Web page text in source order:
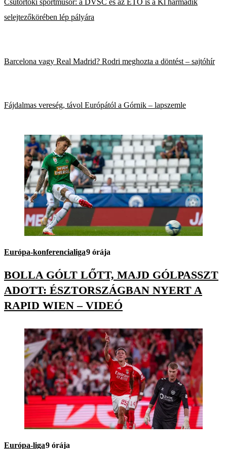
Csütörtöki sportműsor: a DVSC és az ETO is a Kl harmadik
selejtezőkörében lép pályára
Barcelona vagy Real Madrid? Rodri meghozta a döntést – sajtóhír
Fájdalmas vereség, távol Európától a Górnik – lapszemle
Európa-konferencialiga9 órája
BOLLA GÓLT LŐTT, MAJD GÓLPASSZT
ADOTT: ÉSZTORSZÁGBAN NYERT A
RAPID WIEN – VIDEÓ
Európa-liga9 órája